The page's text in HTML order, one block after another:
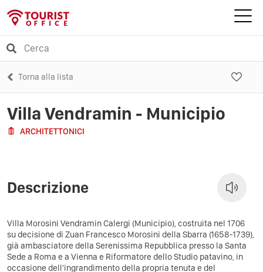
Torna alla lista
Villa Vendramin - Municipio
ARCHITETTONICI
Descrizione
Villa Morosini Vendramin Calergi (Municipio), costruita nel 1706
su decisione di Zuan Francesco Morosini della Sbarra (1658-1739),
già ambasciatore della Serenissima Repubblica presso la Santa
Sede a Roma e a Vienna e Riformatore dello Studio patavino, in
occasione dell'ingrandimento della propria tenuta e del